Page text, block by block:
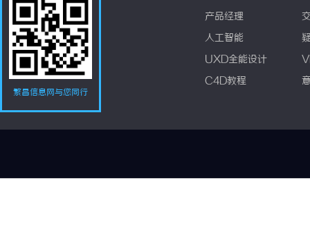
繁昌信息网与您同行
产品经理
人工智能
UXD全能设计
C4D教程